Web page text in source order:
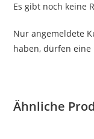
Es gibt noch keine
Nur angemeldete
haben, dürfen eine
Ähnliche